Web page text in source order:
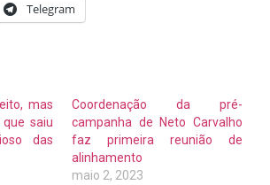
Telegram
mas
saiu
das
Coordenação da pré-
campanha de Neto Carvalho
faz primeira reunião de
alinhamento
maio 2, 2023